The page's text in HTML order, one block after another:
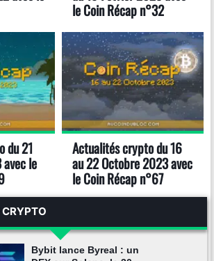
le Coin Récap n°32
du 21
le
Actualités crypto du 16
au 22 Octobre 2023 avec
le Coin Récap n°67
Bybit lance Byreal : un